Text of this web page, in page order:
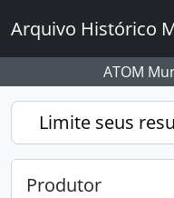
Arquivo Histórico
ATOM
Limite seus
Produtor